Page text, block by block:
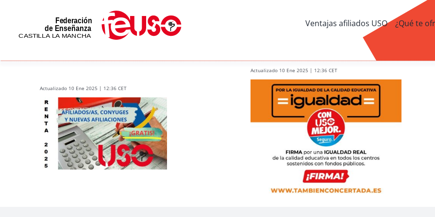
content
Ventajas afiliados USO ¿Qué te
Actualizado 10 Ene 2025 | 12:36 CET
Actualizado 10 Ene 2025 | 12:36 CET